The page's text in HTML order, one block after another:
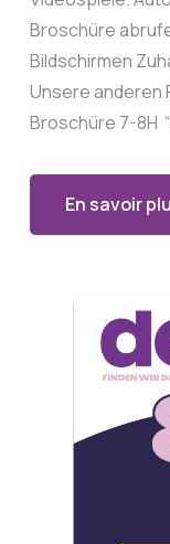
Broschüre
Bildschirmen
Unsere anderen
Broschüre 7-8H
En savoir